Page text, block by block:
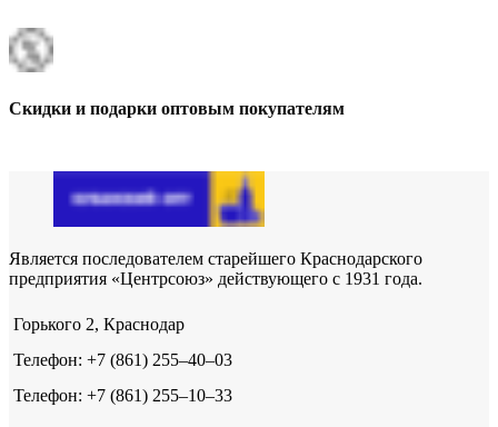
Скидки и подарки оптовым покупателям
Является последователем старейшего Краснодарского
предприятия «Центрсоюз» действующего с 1931 года.
Горького 2, Краснодар
Телефон: +7 (861) 255‒40‒03
Телефон: +7 (861) 255‒10‒33